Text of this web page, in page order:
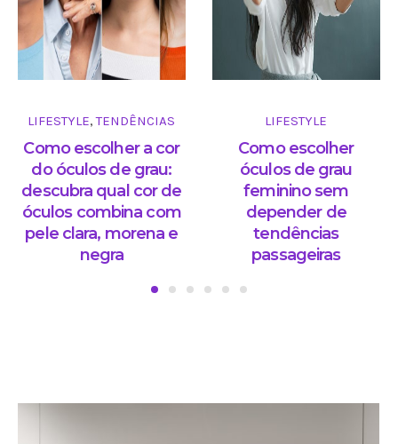
LIFESTYLE,TENDÊNCIAS
Como escolher a cor
do óculos de grau:
descubra qual cor de
óculos combina com
pele clara, morena e
negra
LIFESTYLE
Como escolher
óculos de grau
feminino sem
depender de
tendências
passageiras